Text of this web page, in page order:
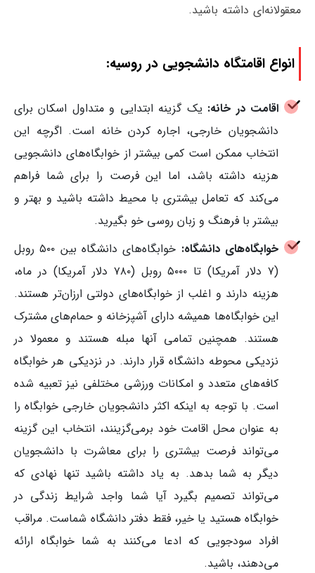
معقولانه‌ای داشته باشید.
انواع اقامتگاه دانشجویی در روسیه:
اقامت در خانه: یک گزینه ابتدایی و متداول اسکان برای
دانشجویان خارجی، اجاره‌ کردن خانه است. اگرچه این
انتخاب ممکن است کمی بیشتر از خوابگاه‌های دانشجویی
هزینه داشته باشد، اما این فرصت را برای شما فراهم
می‌کند که تعامل بیشتری با محیط داشته باشید و بهتر و
بیشتر با فرهنگ و زبان روسی خو بگیرید.
خوابگاه‌های دانشگاه:
خوابگاه‌های دانشگاه بین ۵۰۰ روبل
(۷ دلار آمریکا) تا ۵۰۰۰ روبل (۷۸۰ دلار آمریکا) در ماه،
هزینه دارند و اغلب از خوابگاه‌های دولتی ارزان‌تر هستند.
این خوابگاه‌ها همیشه دارای آشپزخانه و حمام‌های مشترک
هستند. همچنین تمامی آنها مبله هستند و معمولا در
نزدیکی محوطه دانشگاه قرار دارند. در نزدیکی‌ هر خوابگاه
کافه‌های متعدد و امکانات ورزشی مختلفی نیز تعبیه شده
است. با توجه به اینکه اکثر دانشجویان خارجی خوابگاه را
به عنوان محل اقامت خود برمی‌گزینند، انتخاب این گزینه
می‌تواند فرصت بیشتری را برای معاشرت با دانشجویان
دیگر به شما بدهد. به یاد داشته باشید تنها نهادی که
می‌تواند تصمیم بگیرد آیا شما واجد شرایط زندگی در
خوابگاه هستید یا خیر، فقط دفتر دانشگاه شماست. مراقب
افراد سودجویی که ادعا می‌کنند به شما خوابگاه ارائه
می‌دهند، باشید.